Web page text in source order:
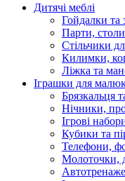
Дитячі меблі
Гойдалки та
Парти,
Стільчики
Килимки,
Ліжка та
Іграшки для
Брязкальця
Нічники,
Ігрові
Кубики та
Телефони,
Молоточки,